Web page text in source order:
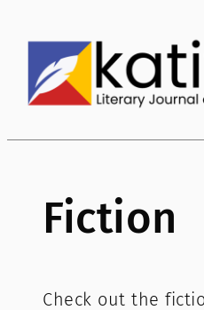
Fiction
Check out the